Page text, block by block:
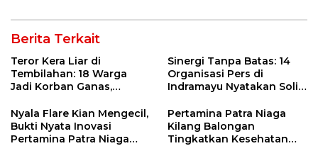
Berita Terkait
Teror Kera Liar di
Tembilahan: 18 Warga
Jadi Korban Ganas,
12 Jahitan!
Sinergi Tanpa Batas: 14
Organisasi Pers di
Indramayu Nyatakan Solid
Nyala Flare Kian Mengecil,
Bukti Nyata Inovasi
Pertamina Patra Niaga
Pertamina Patra Niaga
Kilang Balongan
Tingkatkan Kesehatan